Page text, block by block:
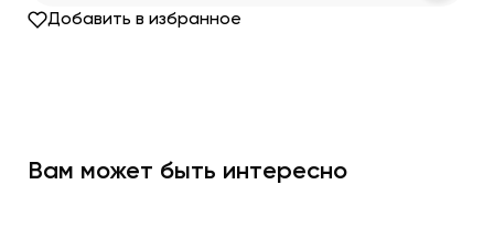
Добавить в избранное
Вам может быть интересно